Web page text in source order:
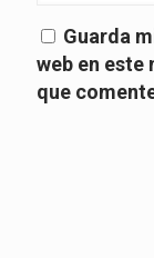
Guarda
web en este
que